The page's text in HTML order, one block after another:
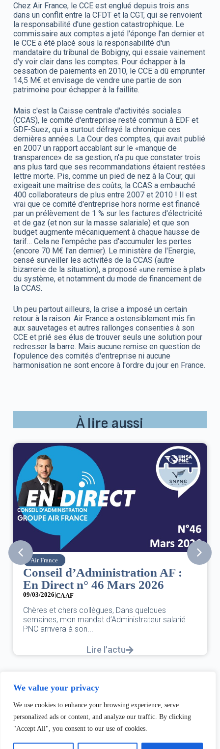
We value your privacy
We use cookies to enhance your browsing experience, serve
personalized ads or content, and analyze our traffic. By clicking
"Accept All", you consent to our use of cookies.
Chez Air France, le CCE est englué depuis trois ans
dans un conflit entre la CFDT et la CGT, qui se renvoient
la responsabilité d'une gestion catastrophique. Le
commissaire aux comptes a jeté l'éponge l'an dernier et
le CCE a été placé sous la responsabilité d'un
mandataire du tribunal de Bobigny, qui essaie vainement
d'y voir clair dans les comptes. Pour échapper à la
cessation de paiements en 2010, le CCE a dû emprunter
14,5 M€ et envisage de vendre une partie de son
patrimoine pour échapper à la faillite.
Mais c'est la Caisse centrale d'activités sociales
(CCAS), le comité d'entreprise resté commun à EDF et
GDF-Suez, qui a surtout défrayé la chronique ces
dernières années. La Cour des comptes, qui avait publié
en 2007 un rapport accablant sur le «manque de
transparence» de sa gestion, n'a pu que constater trois
ans plus tard que ses recommandations étaient restées
lettre morte. Pis, comme un pied de nez à la Cour, qui
exigeait une maîtrise des coûts, la CCAS a embauché
400 collaborateurs de plus entre 2007 et 2010 ! Il est
vrai que ce comité d'entreprise hors norme est financé
par un prélèvement de 1 % sur les factures d'électricité
et de gaz (et non sur la masse salariale) et que son
budget augmente mécaniquement à chaque hausse de
tarif… Cela ne l'empêche pas d'accumuler les pertes
(encore 70 M€ l'an dernier). Le ministère de l'Energie,
censé surveiller les activités de la CCAS (autre
bizarrerie de la situation), a proposé «une remise à plat»
du système, et notamment du mode de financement de
la CCAS.
Un peu partout ailleurs, la crise a imposé un certain
retour à la raison. Air France a ostensiblement mis fin
aux sauvetages et autres rallonges consenties à son
CCE et prié ses élus de trouver seuls une solution pour
redresser la barre. Mais aucune remise en question de
l'opulence des comités d'entreprise ni aucune
harmonisation ne sont encore à l'ordre du jour en France.
À lire aussi
8 mars : journée
des droits des femmes
07/03/2026
DANS L’AÉRIEN COMME AILLEURS, CE
UNE FÊTE,C’EST UNE JOURNÉE DE LUTTE
L’ÉGALITÉ...
Lire l'actu